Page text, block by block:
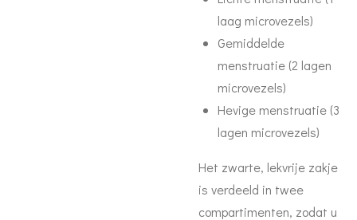
laag microvezels)
Gemiddelde
menstruatie (2 lagen
microvezels)
Hevige menstruatie (3
lagen microvezels)
Het zwarte, lekvrije zakje
is verdeeld in twee
compartimenten, zodat u